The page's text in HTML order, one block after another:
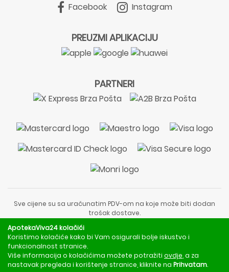
Facebook Instagram
PREUZMI APLIKACIJU
PARTNERI
Sve cijene su sa uračunatim PDV-om na koje može biti dodan
trošak dostave.
liječnički pregled ili savjet farmaceuta.
Za obavijesti o mjerama opreza, rizicima i nuspojavama
obratite se svom liječniku ili farmaceutu.
Copyright © 2020 - 2026 | ApotekaViva24 | Sva prava zadržava
ApotekaViva24 kolačići
Koristimo kolačiće kako bi Vam osigurali bolje iskustvo i
funkcionalnost stranice.
Više informacija o kolačićima možete potražiti ovdje , a za
nastavak pregleda i korištenje stranice, kliknite na Prihvatam.